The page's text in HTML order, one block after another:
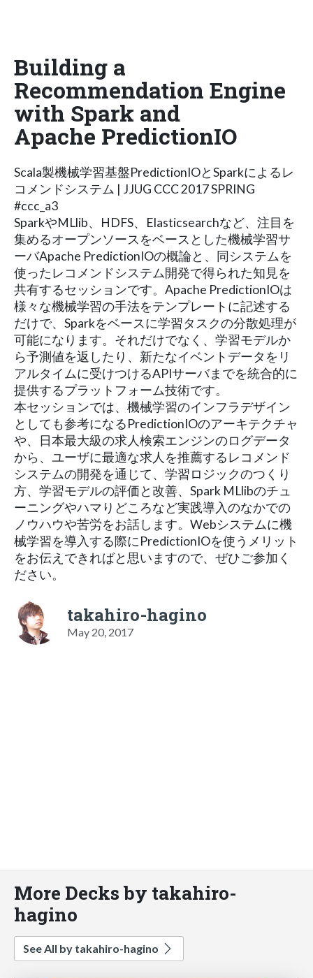
Building a
Recommendation Engine
with Spark and
Apache PredictionIO
Scala製機械学習基盤PredictionIOとSparkによるレ
コメンドシステム | JJUG CCC 2017 SPRING
#ccc_a3
SparkやMLlib、HDFS、Elasticsearchなど、注目を
集めるオープンソースをベースとした機械学習サ
ーバApache PredictionIOの概論と、同システムを
使ったレコメンドシステム開発で得られた知見を
共有するセッションです。Apache PredictionIOは
様々な機械学習の手法をテンプレートに記述する
だけで、Sparkをベースに学習タスクの分散処理が
可能になります。それだけでなく、学習モデルか
ら予測値を返したり、新たなイベントデータをリ
アルタイムに受けつけるAPIサーバまでを統合的に
提供するプラットフォーム技術です。
本セッションでは、機械学習のインフラデザイン
としても参考になるPredictionIOのアーキテクチャ
や、日本最大級の求人検索エンジンのログデータ
から、ユーザに最適な求人を推薦するレコメンド
システムの開発を通じて、学習ロジックのつくり
方、学習モデルの評価と改善、Spark MLlibのチュ
ーニングやハマりどころなど実践導入のなかでの
ノウハウや苦労をお話します。Webシステムに機
械学習を導入する際にPredictionIOを使うメリット
をお伝えできればと思いますので、ぜひご参加く
ださい。
takahiro-hagino
May 20, 2017
More Decks by takahiro-
hagino
See All by takahiro-hagino